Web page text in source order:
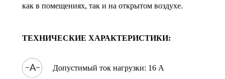
как в помещениях, так и на открытом воздухе.
ТЕХНИЧЕСКИЕ ХАРАКТЕРИСТИКИ:
Допустимый ток нагрузки: 16 А